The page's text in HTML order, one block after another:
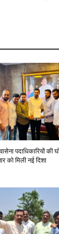
पदाधिकारियों की
को मिली नई दिशा